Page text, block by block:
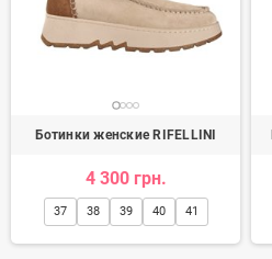
Ботинки женские RIFELLINI
4 300 грн.
37 38 39 40 41